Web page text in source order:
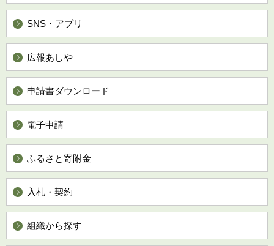
SNS・アプリ
広報あしや
申請書ダウンロード
電子申請
ふるさと寄附金
入札・契約
組織から探す